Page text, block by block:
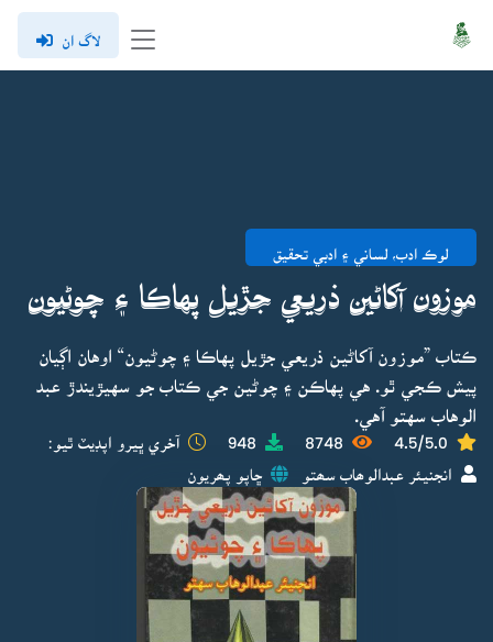
لاگ ان
لوڪ ادب، لساني ۽ ادبي تحقيق
موزون آکاڻين ذريعي جڙيل پهاڪا ۽ چوڻيون
ڪتاب ”موزون آکاڻين ذريعي جڙيل پهاڪا ۽ چوڻيون“ اوهان اڳيان
پيش ڪجي ٿو. هي پهاڪن ۽ چوڻين جي ڪتاب جو سهيڙيندڙ عبد
الوهاب سهتو آهي.
4.5/5.0
8748
948 آخري ڀيرو اپڊيٽ ٿيو:
انجنيئر عبدالوھاب سھتو ڇاپو پھريون